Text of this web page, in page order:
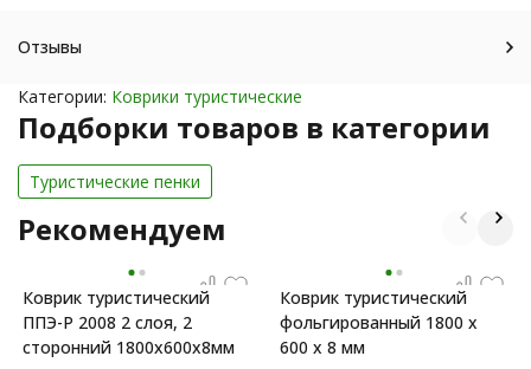
Отзывы
Категории: Коврики туристические
Подборки товаров в категории
Туристические пенки
Рекомендуем
Коврик туристический
ППЭ-Р 2008 2 слоя, 2
сторонний 1800x600x8мм
Коврик туристический
фольгированный 1800 х
600 х 8 мм